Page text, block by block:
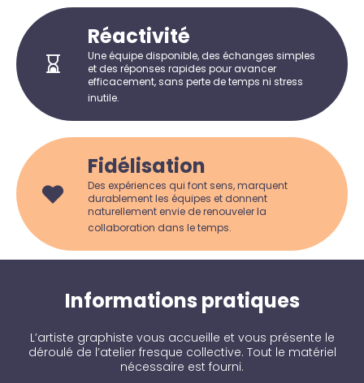
Réactivité
Une équipe disponible, des échanges simples
et des réponses rapides pour avancer
efficacement, sans perte de temps ni stress
inutile.
Fidélisation
Des expériences qui font sens, marquent
durablement les équipes et donnent
naturellement envie de renouveler la
collaboration dans le temps.
Informations pratiques
L’artiste graphiste vous accueille et vous présente le
déroulé de l’atelier fresque collective. Tout le matériel
nécessaire est fourni.